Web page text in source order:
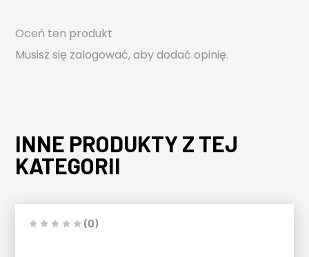
Oceń ten produkt
Musisz się zalogować, aby dodać opinię.
INNE PRODUKTY Z TEJ
KATEGORII
(0)